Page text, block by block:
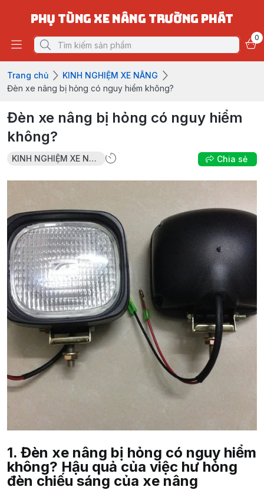
PHỤ TÙNG XE NÂNG TRƯỜNG PHÁT
0
Trang chủ
KINH NGHIỆM XE NÂNG
Đèn xe nâng bị hỏng có nguy hiểm không?
Đèn xe nâng bị hỏng có nguy hiểm
không?
KINH NGHIỆM XE NÂNG Chia sẻ
1. Đèn xe nâng bị hỏng có nguy hiểm
không? Hậu quả của việc hư hỏng
đèn chiếu sáng của xe nâng